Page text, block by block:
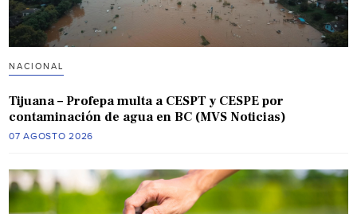
NACIONAL
Tijuana – Profepa multa a CESPT y CESPE por
contaminación de agua en BC (MVS Noticias)
07 AGOSTO 2026